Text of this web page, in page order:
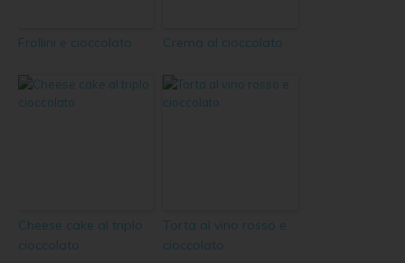
Frollini e cioccolato Crema al cioccolato
Cheese cake al triplo
cioccolato
Torta al vino rosso e
cioccolato